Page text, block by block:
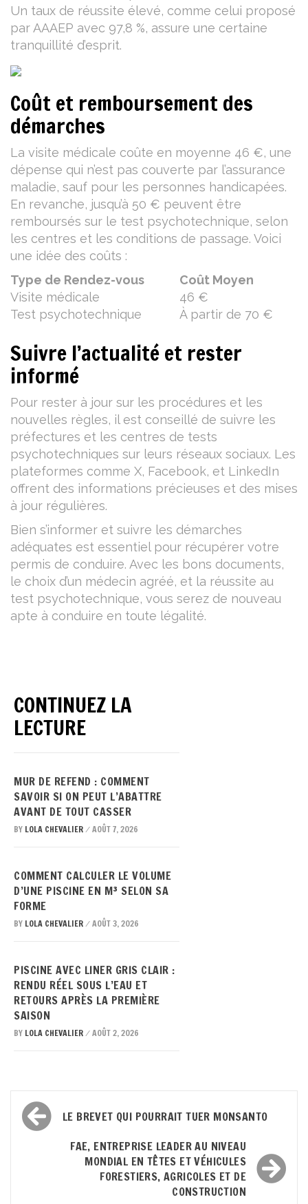
Un taux de réussite élevé, comme celui proposé
par AAAEP avec 97,8 %, assure une certaine
tranquillité d’esprit.
Coût et remboursement des
démarches
La visite médicale coûte en moyenne 46 €, une
dépense qui n’est pas couverte par l’assurance
maladie, sauf pour les personnes handicapées.
En revanche, jusqu’à 50 € peuvent être
remboursés sur le test psychotechnique, selon
les centres et les conditions de passage. Voici
une idée des coûts :
Type de Rendez-vous
Coût Moyen
Visite médicale
46 €
Test psychotechnique
À partir de 70 €
Suivre l’actualité et rester
informé
Pour rester à jour sur les procédures et les
nouvelles règles, il est conseillé de suivre les
préfectures et les centres de tests
psychotechniques sur leurs réseaux sociaux. Les
plateformes comme X, Facebook, et LinkedIn
offrent des informations précieuses et des mises
à jour régulières.
Bien s’informer et suivre les démarches
adéquates est essentiel pour récupérer votre
permis de conduire. Avec les bons documents,
le choix d’un médecin agréé, et la réussite au
test psychotechnique, vous serez de nouveau
apte à conduire en toute légalité.
CONTINUEZ LA
LECTURE
MUR DE REFEND : COMMENT
SAVOIR SI ON PEUT L’ABATTRE
AVANT DE TOUT CASSER
BY LOLA CHEVALIER / AOÛT 7, 2026
COMMENT CALCULER LE VOLUME
D’UNE PISCINE EN M³ SELON SA
FORME
BY LOLA CHEVALIER / AOÛT 3, 2026
PISCINE AVEC LINER GRIS CLAIR :
RENDU RÉEL SOUS L’EAU ET
RETOURS APRÈS LA PREMIÈRE
SAISON
BY LOLA CHEVALIER / AOÛT 2, 2026
Navigation
de
l’article
LE BREVET QUI POURRAIT TUER MONSANTO
FAE, ENTREPRISE LEADER AU NIVEAU
MONDIAL EN TÊTES ET VÉHICULES
FORESTIERS, AGRICOLES ET DE
CONSTRUCTION